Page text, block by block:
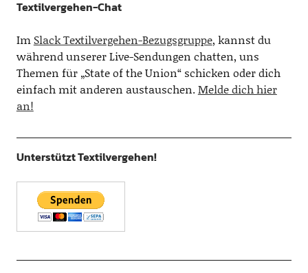
Textilvergehen-Chat
Im Slack Textilvergehen-Bezugsgruppe, kannst du
während unserer Live-Sendungen chatten, uns
Themen für „State of the Union“ schicken oder dich
einfach mit anderen austauschen.Melde dich hier
an!
Unterstützt Textilvergehen!